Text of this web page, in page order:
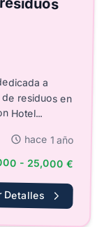
a
en
Hotel...
hace 1 año
- 25,000 €
Detalles